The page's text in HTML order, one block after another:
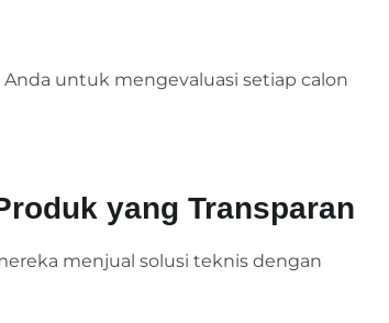
untuk mengevaluasi setiap calon
yang Transparan
menjual solusi teknis dengan